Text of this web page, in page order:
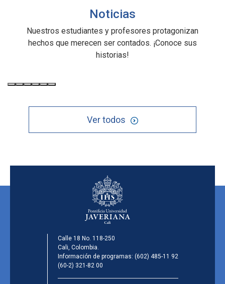
Noticias
Nuestros estudiantes y profesores protagonizan
hechos que merecen ser contados. ¡Conoce sus
historias!
Ver todos
Calle 18 No. 118-250
Cali, Colombia.
Información de programas: (602) 485-11 92
(60-2) 321-82 00